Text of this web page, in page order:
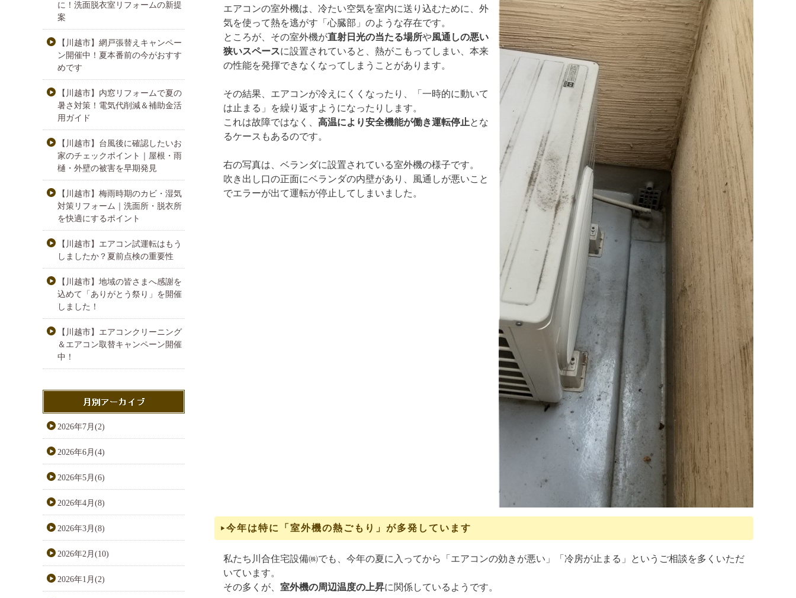
エアコンの室外機は、冷たい空気を室内に送り込むために、外
気を使って熱を逃がす「心臓部」のような存在です。
ところが、その室外機が直射日光の当たる場所や風通しの悪い
狭いスペースに設置されていると、熱がこもってしまい、本来
の性能を発揮できなくなってしまうことがあります。
その結果、エアコンが冷えにくくなったり、「一時的に動いて
は止まる」を繰り返すようになったりします。
これは故障ではなく、 高温により安全機能が働き運転停止とな
るケースもあるのです。
右の写真は、ベランダに設置されている室外機の様子です。
吹き出し口の正面にベランダの内壁があり、風通しが悪いこと
でエラーが出て運転が停止してしまいました。
今年は特に「室外機の熱ごもり」が多発しています
私たち川合住宅設備㈱でも、今年の夏に入ってから「エアコンの効きが悪い」「冷房が止まる」というご相談を多くいただ
いています。
その多くが、 室外機の周辺温度の上昇に関係しているようです。
に！洗面脱衣室リフォームの新提
案
【川越市】網戸張替えキャンペー
ン開催中！夏本番前の今がおすす
めです
【川越市】内窓リフォームで夏の
暑さ対策！電気代削減＆補助金活
用ガイド
【川越市】台風後に確認したいお
家のチェックポイント｜屋根・雨
樋・外壁の被害を早期発見
【川越市】梅雨時期のカビ・湿気
対策リフォーム｜洗面所・脱衣所
を快適にするポイント
【川越市】エアコン試運転はもう
しましたか？夏前点検の重要性
【川越市】地域の皆さまへ感謝を
込めて「ありがとう祭り」を開催
しました！
【川越市】エアコンクリーニング
＆エアコン取替キャンペーン開催
中！
2026年7月(2)
2026年6月(4)
2026年5月(6)
2026年4月(8)
2026年3月(8)
2026年2月(10)
2026年1月(2)